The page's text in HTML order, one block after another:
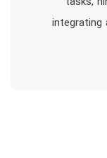
integrating